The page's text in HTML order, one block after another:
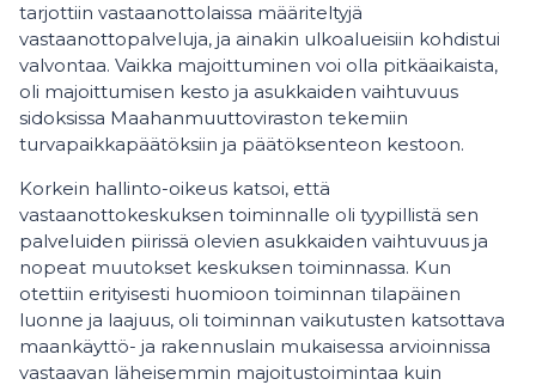
tarjottiin vastaanottolaissa määriteltyjä
vastaanottopalveluja, ja ainakin ulkoalueisiin kohdistui
valvontaa. Vaikka majoittuminen voi olla pitkäaikaista,
oli majoittumisen kesto ja asukkaiden vaihtuvuus
sidoksissa Maahanmuuttoviraston tekemiin
turvapaikkapäätöksiin ja päätöksenteon kestoon.
Korkein hallinto-oikeus katsoi, että
vastaanottokeskuksen toiminnalle oli tyypillistä sen
palveluiden piirissä olevien asukkaiden vaihtuvuus ja
nopeat muutokset keskuksen toiminnassa. Kun
otettiin erityisesti huomioon toiminnan tilapäinen
luonne ja laajuus, oli toiminnan vaikutusten katsottava
maankäyttö- ja rakennuslain mukaisessa arvioinnissa
vastaavan läheisemmin majoitustoimintaa kuin